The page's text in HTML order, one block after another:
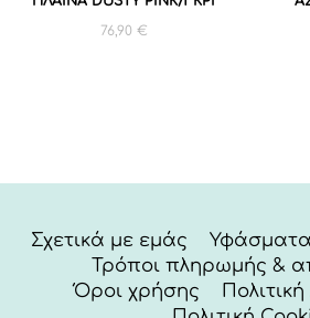
76,90 €
Σχετικά με εμάς Υφάσματα
Τρόποι πληρωμής &
Όροι χρήσης